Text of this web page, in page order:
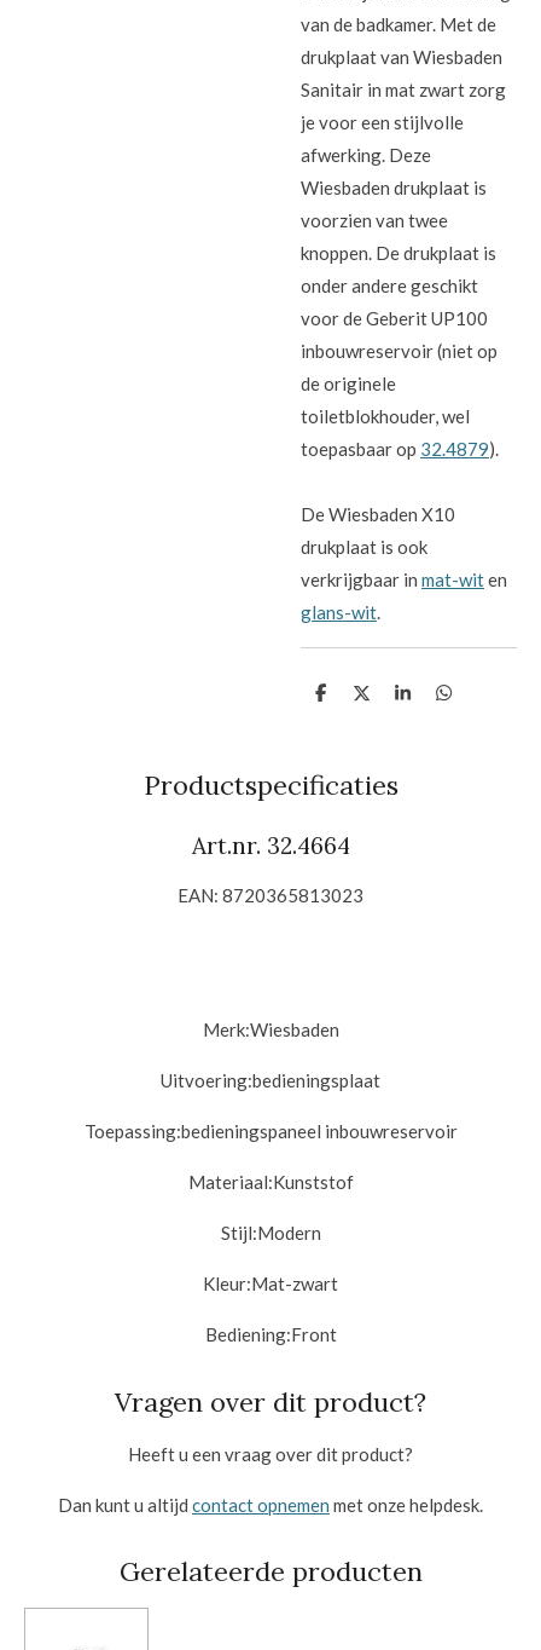
van de badkamer. Met de
drukplaat van Wiesbaden
Sanitair in mat zwart zorg
je voor een stijlvolle
afwerking. Deze
Wiesbaden drukplaat is
voorzien van twee
knoppen. De drukplaat is
onder andere geschikt
voor de Geberit UP100
inbouwreservoir (niet op
de originele
toiletblokhouder, wel
toepasbaar op 32.4879).
De Wiesbaden X10
drukplaat is ook
verkrijgbaar in mat-witen
glans-wit.
D
n
D
S
D
Productspecificaties
Art.nr. 32.4664
EAN: 8720365813023
Merk:Wiesbaden
Uitvoering:bedieningsplaat
Toepassing:bedieningspaneel inbouwreservoir
Materiaal:Kunststof
Stijl:Modern
Kleur:Mat-zwart
Bediening:Front
Vragen over dit product?
Heeft u een vraag over dit product?
Dan kunt u altijd contact opnemen met onze helpdesk.
Gerelateerde producten